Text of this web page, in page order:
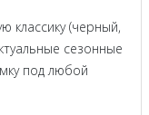
классику (черный,
сезонные
под любой